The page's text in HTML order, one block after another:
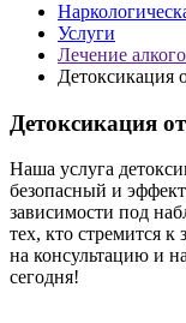
Услуги
Лечение
Детоксикация
Детоксикация
Наша услуга
безопасный и
зависимости под
тех, кто стремится
на консультацию и
сегодня!